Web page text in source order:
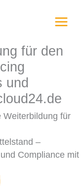
für den
und
–
Compliance mit